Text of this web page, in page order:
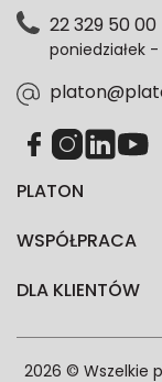
każdym
zgodność z
PLATON
WSPÓŁPRACA
DLA KLIENTÓW
22 329 50 00
poniedziałek
2026 © Wszelkie